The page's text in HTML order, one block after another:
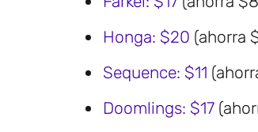
Honga: $20 (ahorra
Sequence: $11
Doomlings: $17